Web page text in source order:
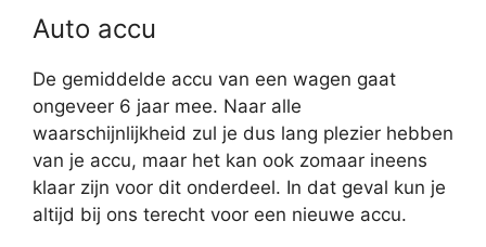
Auto accu
De gemiddelde accu van een wagen gaat
ongeveer 6 jaar mee. Naar alle
waarschijnlijkheid zul je dus lang plezier hebben
van je accu, maar het kan ook zomaar ineens
klaar zijn voor dit onderdeel. In dat geval kun je
altijd bij ons terecht voor een nieuwe accu.